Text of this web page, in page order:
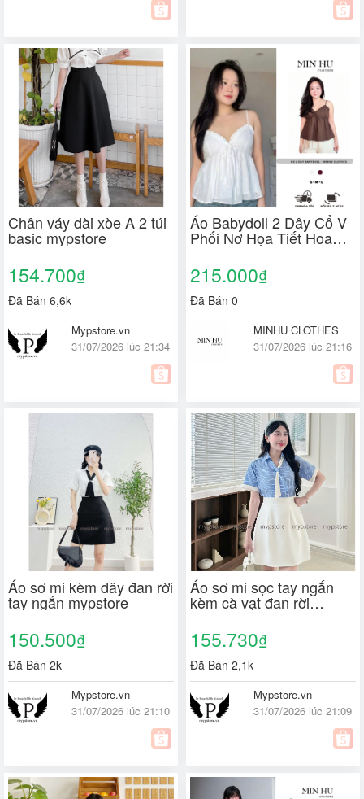
Chân váy dài xòe A 2 túi
basic mypstore
154.700₫
Đã Bán 6,6k
Mypstore.vn
31/07/2026 lúc 21:34
Áo Babydoll 2 Dây Cổ V
Phối Nơ Họa Tiết Hoa
Cúc Đục Lỗ MINHU
CLOTHES Có Freesize
và Bigsize [A02]
215.000₫
Đã Bán 0
MINHU CLOTHES
31/07/2026 lúc 21:16
Áo sơ mi kèm dây đan rời
tay ngắn mypstore
150.500₫
Đã Bán 2k
Mypstore.vn
31/07/2026 lúc 21:10
Áo sơ mi sọc tay ngắn
kèm cà vạt đan rời
155.730₫
Đã Bán 2,1k
Mypstore.vn
31/07/2026 lúc 21:09